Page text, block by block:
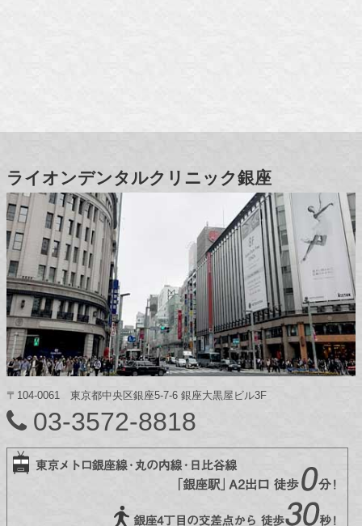
ライオンデンタルクリニック銀座
〒104-0061 東京都中央区銀座5-7-6 銀座大黒屋ビル3F
03-3572-8818